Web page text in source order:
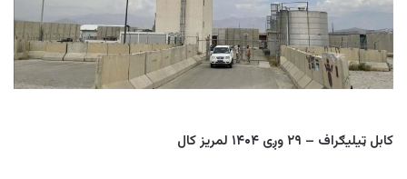
کابل ټیلیګراف – ۲۹ وږی ۱۴۰۴ لمریز کال